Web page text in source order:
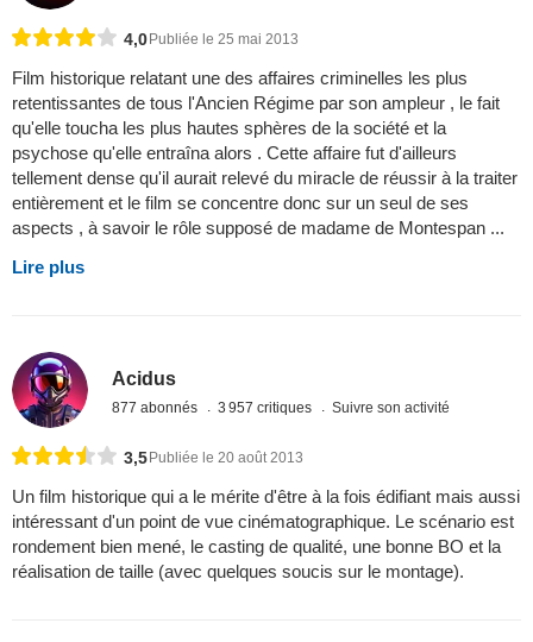
4,0Publiée le 25 mai 2013
Film historique relatant une des affaires criminelles les plus
retentissantes de tous l'Ancien Régime par son ampleur , le fait
qu'elle toucha les plus hautes sphères de la société et la
psychose qu'elle entraîna alors . Cette affaire fut d'ailleurs
tellement dense qu'il aurait relevé du miracle de réussir à la traiter
entièrement et le film se concentre donc sur un seul de ses
aspects , à savoir le rôle supposé de madame de Montespan ...
Lire plus
Acidus
877 abonnés 3 957 critiques Suivre son activité
3,5 Publiée le 20 août 2013
Un film historique qui a le mérite d'être à la fois édifiant mais aussi
intéressant d'un point de vue cinématographique. Le scénario est
rondement bien mené, le casting de qualité, une bonne BO et la
réalisation de taille (avec quelques soucis sur le montage).